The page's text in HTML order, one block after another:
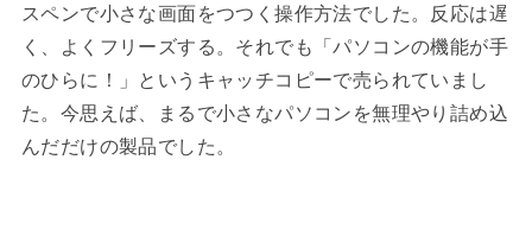
スペンで小さな画面をつつく操作方法でした。反応は遅
く、よくフリーズする。それでも「パソコンの機能が手
のひらに！」というキャッチコピーで売られていまし
た。今思えば、まるで小さなパソコンを無理やり詰め込
んだだけの製品でした。